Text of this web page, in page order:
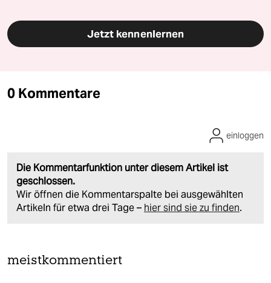
Jetzt kennenlernen
0 Kommentare
Die Kommentarfunktion unter diesem Artikel ist
geschlossen.
Wir öffnen die Kommentarspalte bei ausgewählten
Artikeln für etwa drei Tage – hier sind sie zu finden.
einloggen
meistkommentiert